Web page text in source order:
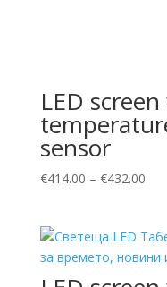
LED
sensor
€414.00 – €432.00